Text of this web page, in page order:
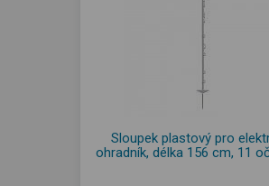
Sloupek plastový pro
ohradník, délka 156 cm, 11